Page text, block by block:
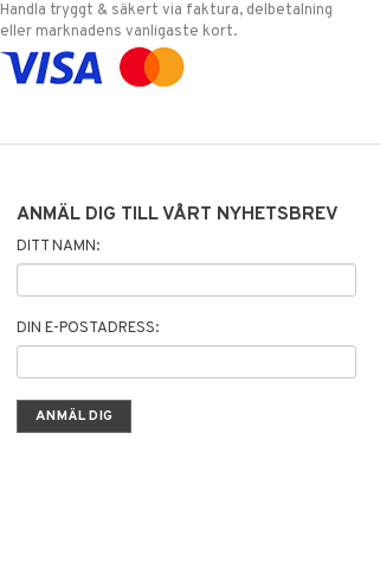
Handla tryggt & säkert via faktura, delbetalning
eller marknadens vanligaste kort.
ANMÄL DIG TILL VÅRT NYHETSBREV
DITT NAMN:
DIN E-POSTADRESS: